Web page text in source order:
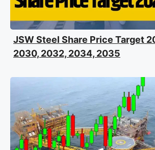
JSW Steel Share Price Target
2030, 2032, 2034, 2035